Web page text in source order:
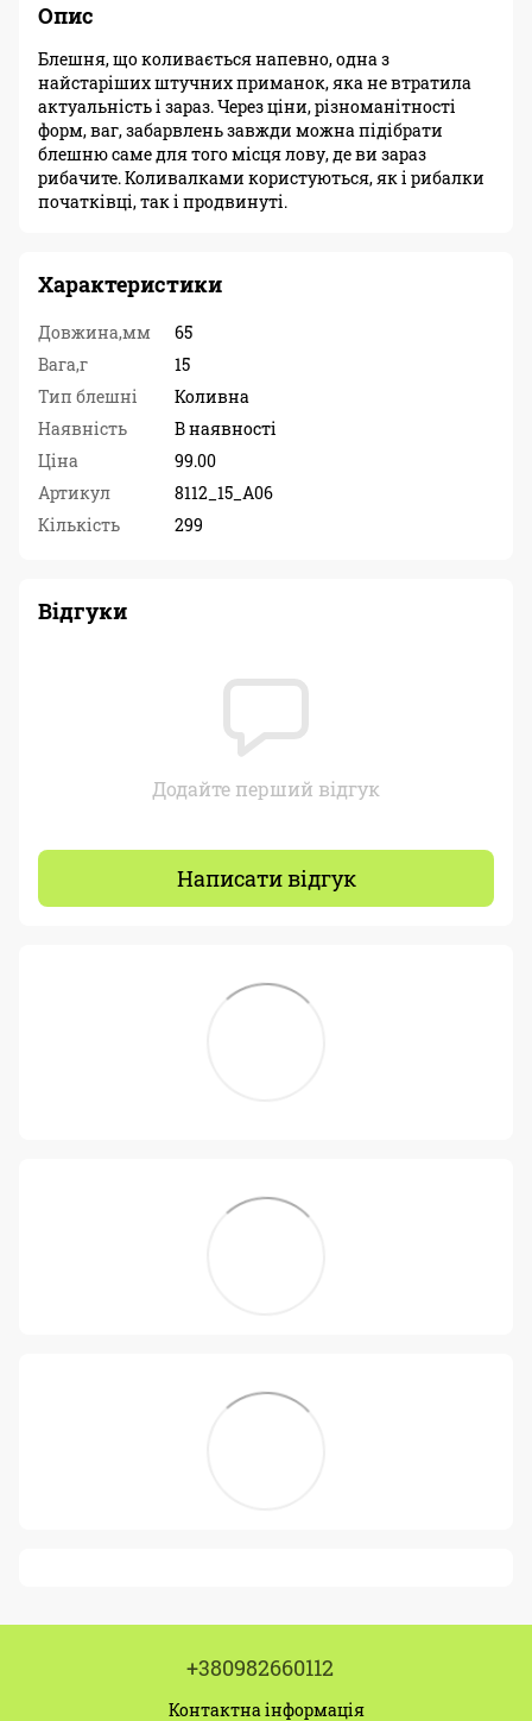
Опис
Блешня, що коливається напевно, одна з
найстаріших штучних приманок, яка не втратила
актуальність і зараз. Через ціни, різноманітності
форм, ваг, забарвлень завжди можна підібрати
блешню саме для того місця лову, де ви зараз
рибачите. Коливалками користуються, як і рибалки
початківці, так і продвинуті.
Характеристики
Довжина,мм
65
Вага,г
15
Тип блешні
Коливна
Наявність
В наявності
Ціна
99.00
Артикул
8112_15_A06
Кількість
299
Відгуки
Додайте перший відгук
Написати відгук
+380982660112
Контактна інформація